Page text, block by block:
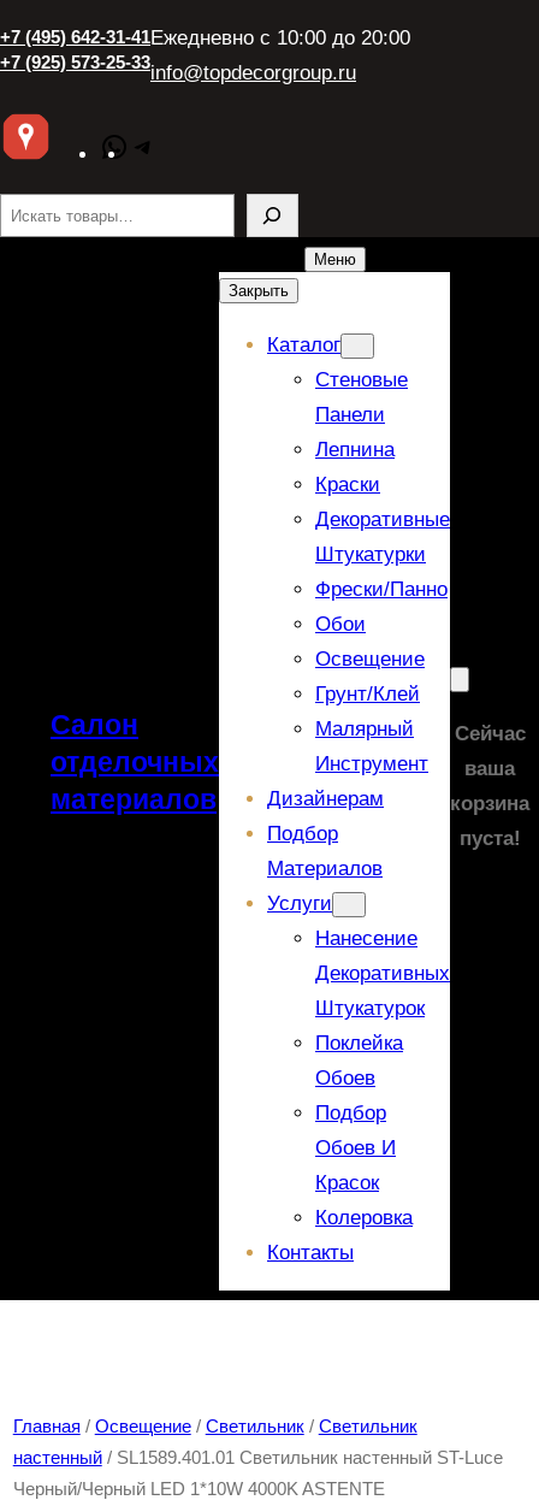
+7 (495) 642-31-41
+7 (925) 573-25-33
Ежедневно с 10:00 до 20:00
info@topdecorgroup.ru
WhatsApp
Поиск
Салон
отделочных
материалов
Меню
Закрыть
Каталог
Стеновые
Панели
Лепнина
Краски
Декоративные
Штукатурки
Фрески/панно
Обои
Освещение
Грунт/Клей
Малярный
Инструмент
Дизайнерам
Подбор
Материалов
Услуги
Нанесение
Декоративных
Штукатурок
Поклейка
Обоев
Подбор
Обоев И
Красок
Колеровка
Контакты
Сейчас
ваша
корзина
пуста!
Главная / Освещение/ Светильник/ Светильник
настенный/ SL1589.401.01 Светильник настенный ST-Luce
Черный/Черный LED 1*10W 4000K ASTENTE